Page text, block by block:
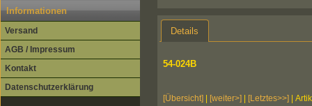
Informationen
Versand
AGB / Impressum
Kontakt
Datenschutzerklärung
Details
54-024B
[Übersicht] [weiter>] [Letztes>>] |